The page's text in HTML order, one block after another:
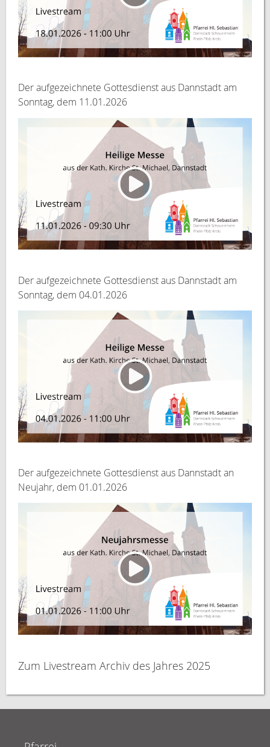
Der aufgezeichnete Gottesdienst aus Dannstadt am
Sonntag, dem 11.01.2026
Der aufgezeichnete Gottesdienst aus Dannstadt am
Sonntag, dem 04.01.2026
Der aufgezeichnete Gottesdienst aus Dannstadt an
Neujahr, dem 01.01.2026
Zum Livestream Archiv des Jahres 2025